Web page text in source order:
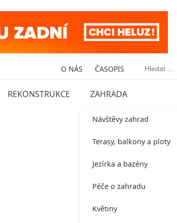
O NÁS ČASOPIS Vyhledávání
REKONSTRUKCE ZAHRADA
Návštěvy zahrad
Terasy, balkony a ploty
Jezírka a bazény
Péče o zahradu
Květiny